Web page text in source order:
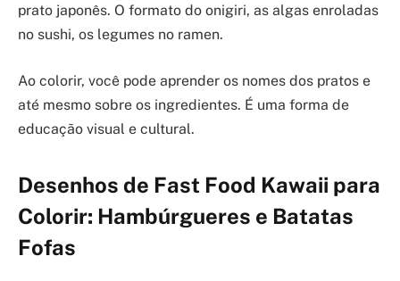
prato japonês. O formato do onigiri, as algas enroladas
no sushi, os legumes no ramen.
Ao colorir, você pode aprender os nomes dos pratos e
até mesmo sobre os ingredientes. É uma forma de
educação visual e cultural.
Desenhos de Fast Food Kawaii para
Colorir: Hambúrgueres e Batatas
Fofas